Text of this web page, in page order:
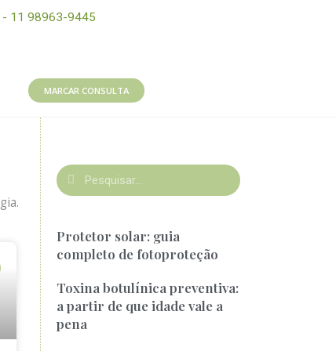
- 11 98963-9445
MARCAR CONSULTA
Protetor solar: guia
completo de fotoproteção
Toxina botulínica preventiva:
a partir de que idade vale a
pena